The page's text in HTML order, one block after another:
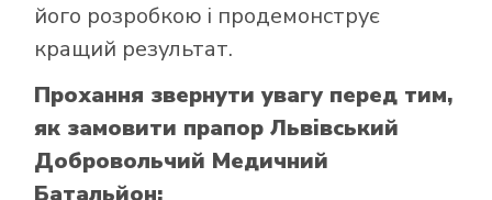
його розробкою і продемонструє
кращий результат.
Прохання звернути увагу перед тим,
як замовити прапор Львівський
Добровольчий Медичний